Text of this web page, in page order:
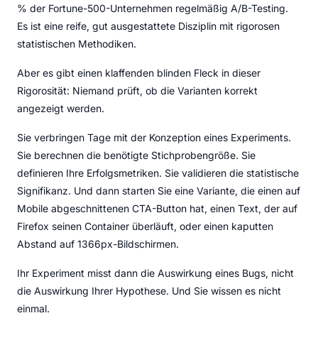
% der Fortune-500-Unternehmen regelmäßig A/B-Testing.
Es ist eine reife, gut ausgestattete Disziplin mit rigorosen
statistischen Methodiken.
Aber es gibt einen klaffenden blinden Fleck in dieser
Rigorosität: Niemand prüft, ob die Varianten korrekt
angezeigt werden.
Sie verbringen Tage mit der Konzeption eines Experiments.
Sie berechnen die benötigte Stichprobengröße. Sie
definieren Ihre Erfolgsmetriken. Sie validieren die statistische
Signifikanz. Und dann starten Sie eine Variante, die einen auf
Mobile abgeschnittenen CTA-Button hat, einen Text, der auf
Firefox seinen Container überläuft, oder einen kaputten
Abstand auf 1366px-Bildschirmen.
Ihr Experiment misst dann die Auswirkung eines Bugs, nicht
die Auswirkung Ihrer Hypothese. Und Sie wissen es nicht
einmal.